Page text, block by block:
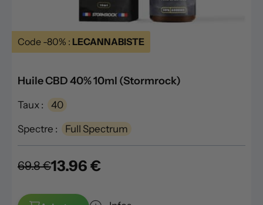
Code -80% : LECANNABISTE
Huile CBD 40% 10ml (Stormrock)
Taux : 40
Spectre : Full Spectrum
69.8 €13.96 €